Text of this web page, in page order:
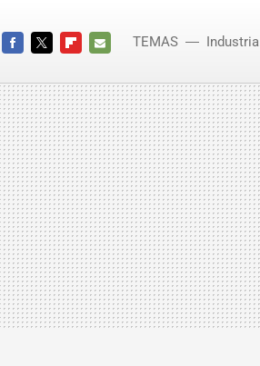
MAIL
TEMAS Industria